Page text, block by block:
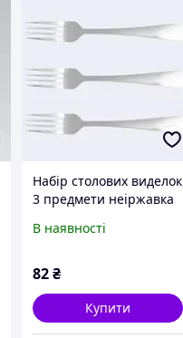
Набір столових виделок
3 предмети неіржавка
MR-1521-3DF
В наявності
82₴
Купити